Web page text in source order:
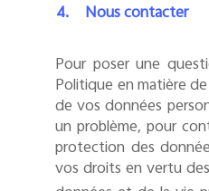
4. Nous contacter
Pour poser une
Politique en matière
de vos données
un problème, pour
protection des
vos droits en vertu